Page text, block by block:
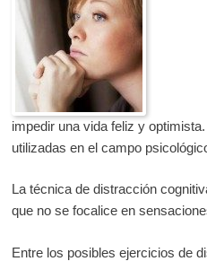
impedir una vida feliz y
utilizadas en el campo
La técnica de distracción
que no se focalice en
Entre los posibles ejercicios de